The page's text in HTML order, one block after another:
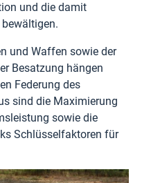
und die damit
und Waffen sowie der
Besatzung hängen
Federung des
sind die Maximierung
sowie die
Schlüsselfaktoren für